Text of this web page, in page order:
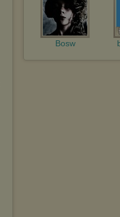
Bosw